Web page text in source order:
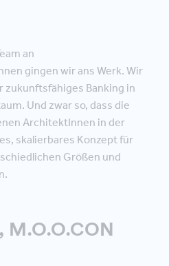
an
gingen wir ans Werk. Wir
Banking in
Und zwar so, dass die
ArchitektInnen in der
skalierbares Konzept für
Größen und
M.O.O.CON